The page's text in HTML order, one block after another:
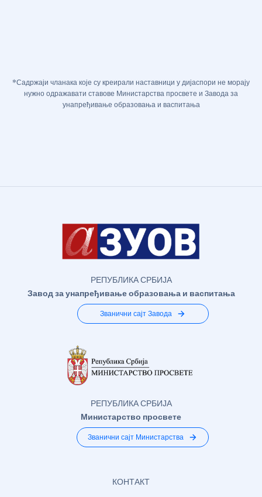
*Садржаји чланака које су креирали наставници у дијаспори не морају
нужно одражавати ставове Министарства просвете и Завода за
унапређивање образовања и васпитања
РЕПУБЛИКА СРБИЈА
Завод за унапређивање образовања и васпитања
Званични сајт Завода
РЕПУБЛИКА СРБИЈА
Министарство просвете
Званични сајт Министарства
КОНТАКТ